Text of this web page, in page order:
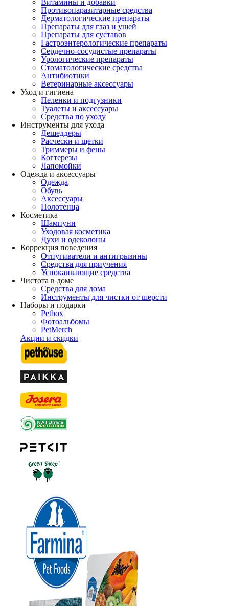
Витамины и добавки
Противопаразитарные средства
Дерматологические препараты
Препараты для глаз и ушей
Препараты для суставов
Гастроэнтерологические препараты
Сердечно-сосудистые препараты
Урологические препараты
Стоматологические средства
Антибиотики
Ветеринарные аксессуары
Уход и гигиена
Пеленки и подгузники
Туалеты и аксессуары
Средства по уходу
Инструменты для ухода
Дешеддеры
Расчески и щетки
Триммеры и фены
Когтерезы
Лапомойки
Одежда и аксессуары
Одежда
Обувь
Аксессуары
Полотенца
Косметика
Шампуни
Уходовая косметика
Духи и одеколоны
Коррекция поведения
Отпугиватели и антигрызины
Средства для приучения
Успокаивающие средства
Чистота в доме
Средства для дома
Инструменты для чистки от шерсти
Наборы и подарки
Petbox
Фотоальбомы
PetMerch
Акции и скидки